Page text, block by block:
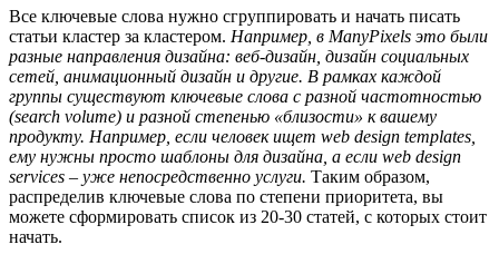
Все ключевые слова нужно сгруппировать и начать писать
статьи кластер за кластером. Например, в ManyPixels это были
разные направления дизайна: веб-дизайн, дизайн социальных
сетей, анимационный дизайн и другие. В рамках каждой
группы существуют ключевые слова с разной частотностью
(search volume) и разной степенью «близости» к вашему
продукту. Например, если человек ищет web design templates
ему нужны просто шаблоны для дизайна, а если web design
services – уже непосредственно услуги. Таким образом,
распределив ключевые слова по степени приоритета, вы
можете сформировать список из 20-30 статей, с которых стоит
начать.